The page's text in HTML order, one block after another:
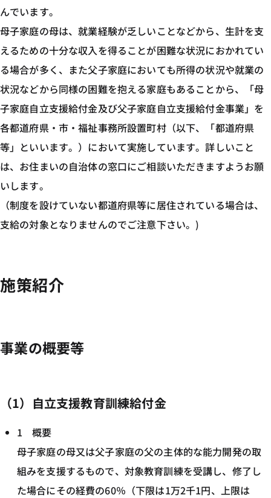
んでいます。
母子家庭の母は、就業経験が乏しいことなどから、生計を支
えるための十分な収入を得ることが困難な状況におかれてい
る場合が多く、また父子家庭においても所得の状況や就業の
状況などから同様の困難を抱える家庭もあることから、「母
子家庭自立支援給付金及び父子家庭自立支援給付金事業」を
各都道府県・市・福祉事務所設置町村（以下、「都道府県
等」といいます。）において実施しています。詳しいこと
は、お住まいの自治体の窓口にご相談いただきますようお願
いします。
（制度を設けていない都道府県等に居住されている場合は、
支給の対象となりませんのでご注意下さい。)
施策紹介
事業の概要等
（1）自立支援教育訓練給付金
1 概要
母子家庭の母又は父子家庭の父の主体的な能力開発の取
組みを支援するもので、対象教育訓練を受講し、修了し
た場合にその経費の60％（下限は1万2千1円、上限は